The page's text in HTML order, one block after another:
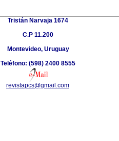
Tristán Narvaja 1674
C.P 11.200
Montevideo, Uruguay
Teléfono: (598) 2400 8555
revistapcs@gmail.com